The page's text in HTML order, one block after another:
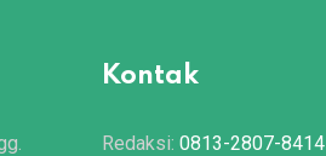
Kontak
Redaksi: 0813-2807-8414